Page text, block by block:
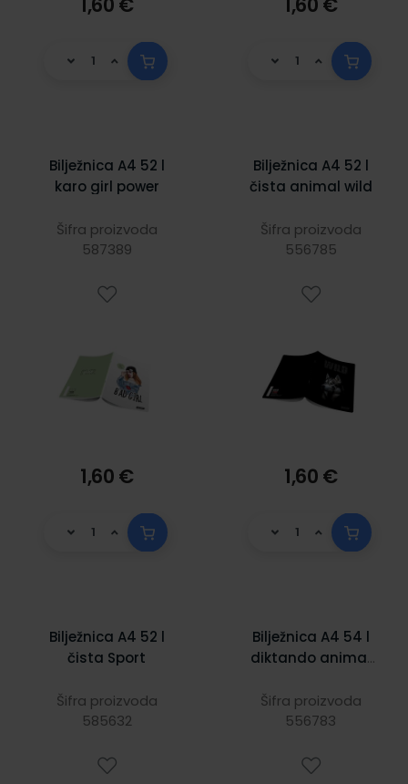
Bilježnica A4 52 l
karo girl power
Šifra proizvoda
587389
1,60 €
Bilježnica A4 52 l
čista animal wild
Šifra proizvoda
556785
1,60 €
Bilježnica A4 52 l
čista Sport
Šifra proizvoda
585632
Bilježnica A4 54 l
diktando animal
Šifra proizvoda
556783